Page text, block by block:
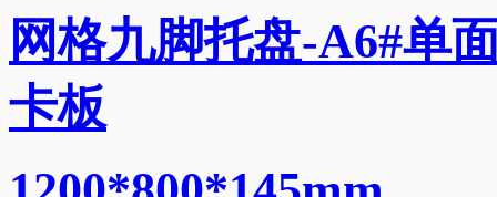
网格九脚托盘-A6#单
卡板